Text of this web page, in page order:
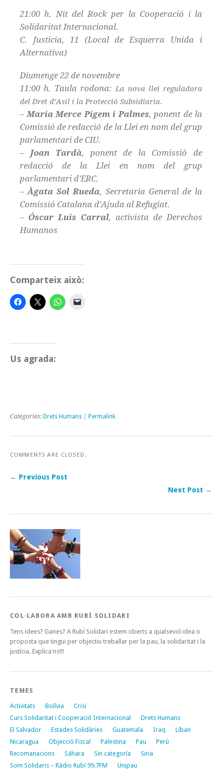
21:00 h. Nit del Rock per la Cooperació i la
Solidaritat Internacional.
C. Justicia, 11 (Local de Esquerra Unida i
Alternativa)
Diumenge 22 de novembre
11:00 h. Taula rodona: La nova llei reguladora
del Dret d’Asil i la Protecció Subsidiaria.
– Maria Merce Pigem i Palmes, ponent de la
Comissió de redacció de la Llei en nom del grup
parlamentari de CIU.
– Joan Tardà, ponent de la Comissió de
redacció de la Llei en nom del grup
parlamentari d’ERC.
–Àgata Sol Rueda, Secretaria General de la
Comissió Catalana d’Ajuda al Refugiat.
– Óscar Luis Carral, activista de Derechos
Humanos
Comparteix això:
Us agrada:
Categories: Drets Humans Permalink
COMMENTS ARE CLOSED.
← Previous Post
Next Post →
COL·LABORA AMB RUBÍ SOLIDARI
Tens idees? Ganes? A Rubí Solidari estem oberts a qualsevol idea o
proposta que tingui per objectiu treballar per la pau, la solidaritat i la
justícia. Explica'ns!!!
TEMES
Activitats Bolívia
Crisi
Curs Solidaritat i Cooperació Internacional
Drets Humans
El Salvador
Estades Solidàries Guatemala Iraq
Líban
Nicaragua
Objecció Fiscal Palestina Pau
Perú
Recomanacions
Sáhara Sin categoría
Siria
Som Solidaris – Ràdio Rubí 99.7FM
Unipau